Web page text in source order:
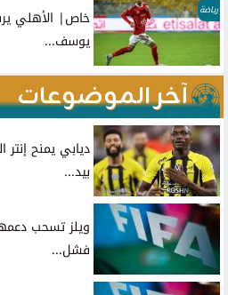
رياضة
خاص| الأهلي
يوسف...
آخر الموضوعات
ديابي يمنح إنتر
بيد...
ويلز تسحب دعمها
فشل...